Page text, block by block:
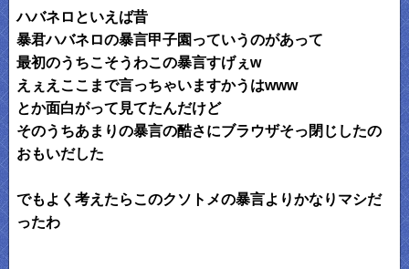
ハバネロといえば昔
暴君ハバネロの暴言甲子園っていうのがあって
最初のうちこそうわこの暴言すげぇw
えぇえここまで言っちゃいますかうはwww
とか面白がって見てたんだけど
そのうちあまりの暴言の酷さにブラウザそっ閉じしたの
おもいだした
でもよく考えたらこのクソトメの暴言よりかなりマシだ
ったわ